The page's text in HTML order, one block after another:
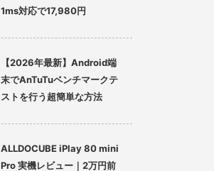
1ms対応で17,980円
【2026年最新】Android端
末でAnTuTuベンチマークテ
ストを行う超簡単な方法
ALLDOCUBE iPlay 80 mini
Pro 実機レビュー｜2万円前